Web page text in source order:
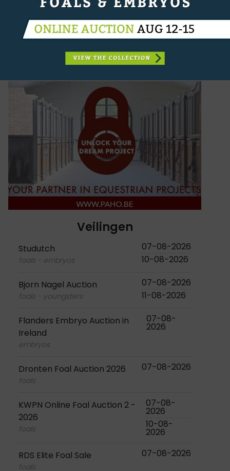
-1
Julien Epaillard
10.
Christian Kukuk
BEKIJK VOLLEDIGE RANKING
Veilingen
Studutch
foals - embryos
07-08-2026
10-08-2026
Bjorn Nagel Auction
foals - youngsters
07-08-2026
11-08-2026
Flanders Embryo Auction in
Ireland
embryos
07-08-
2026
Dronten Foal Auction 2026
foals
07-08-2026
KWPN Online Foal Auction 2 -
2026
foals
07-08-
2026
10-08-
2026
RDS Elite Foal Sale
foals
07-08-2026